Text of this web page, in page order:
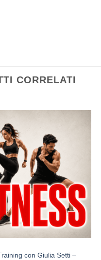
CORRELATI
con Giulia Setti –